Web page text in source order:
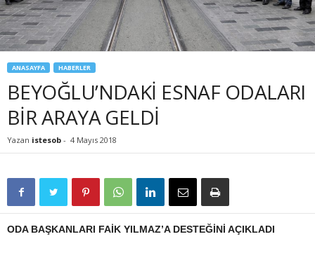
ANASAYFA HABERLER
BEYOĞLU’NDAKİ ESNAF ODALARI
BİR ARAYA GELDİ
Yazan istesob - 4 Mayıs 2018
ODA BAŞKANLARI FAİK YILMAZ’A DESTEĞİNİ AÇIKLADI